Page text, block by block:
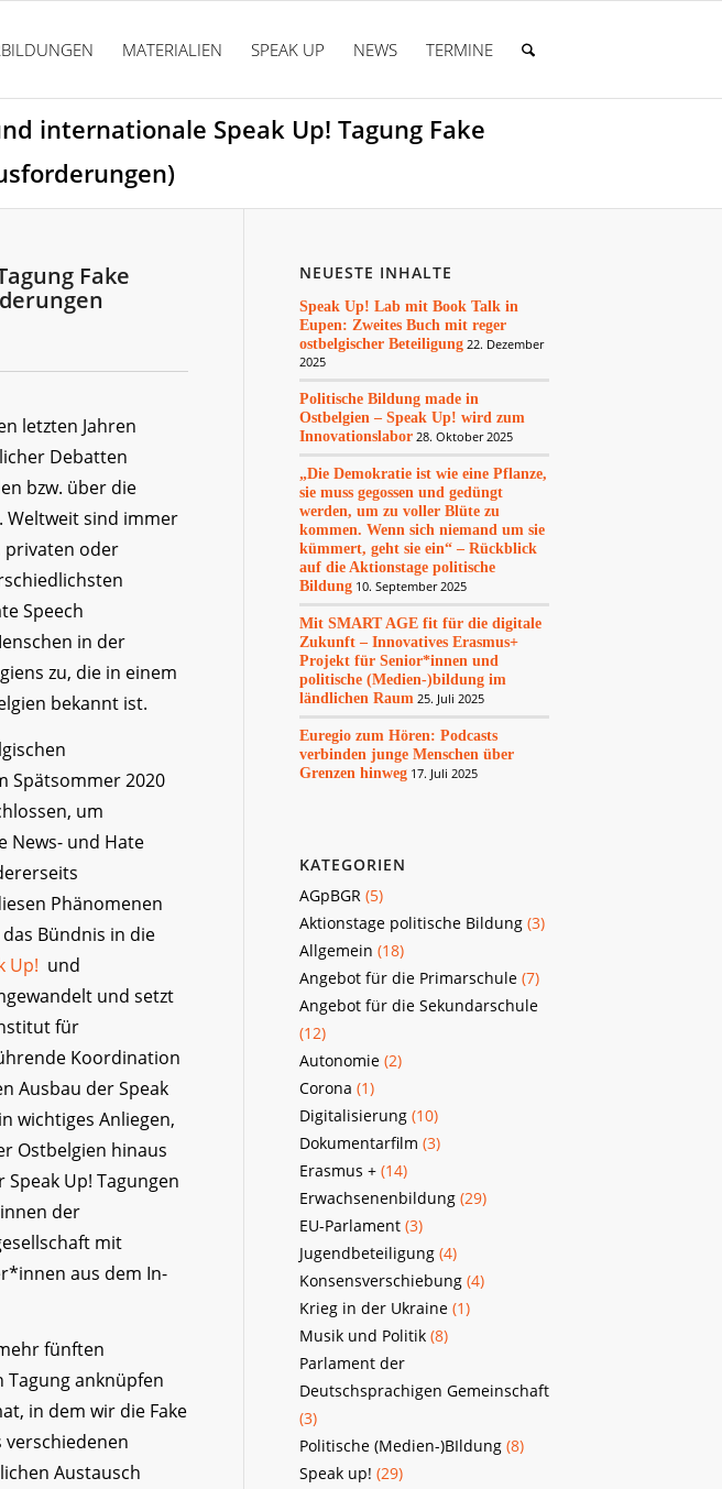
MATERIALIEN SPEAK UP NEWS TERMINE
internationale Speak Up! Tagung Fake
Fake
letzten Jahren
Debatten
bzw. über die
Weltweit sind immer
privaten oder
Speech
in der
zu, die in einem
bekannt ist.
Spätsommer 2020
um
News- und Hate
Phänomenen
Bündnis in die
Up! und
und setzt
für
Koordination
Ausbau der Speak
wichtiges Anliegen,
Ostbelgien hinaus
Up! Tagungen
der
mit
aus dem In-
fünften
anknüpfen
in dem wir die Fake
verschiedenen
Austausch
NEUESTE INHALTE
Speak Up! Lab mit Book Talk in
Eupen: Zweites Buch mit reger
ostbelgischer Beteiligung 22. Dezember
2025
Politische Bildung made in
Ostbelgien – Speak Up! wird zum
Innovationslabor 28. Oktober 2025
„Die Demokratie ist wie eine Pflanze,
sie muss gegossen und gedüngt
werden, um zu voller Blüte zu
kommen. Wenn sich niemand um sie
kümmert, geht sie ein“ – Rückblick
auf die Aktionstage politische
Bildung 10. September 2025
Mit SMART AGE fit für die digitale
Zukunft – Innovatives Erasmus+
Projekt für Senior*innen und
politische (Medien-)bildung im
ländlichen Raum 25. Juli 2025
Euregio zum Hören: Podcasts
verbinden junge Menschen über
Grenzen hinweg 17. Juli 2025
KATEGORIEN
AGpBGR(5)
Aktionstage politische Bildung(3)
Allgemein (18)
Angebot für die Primarschule(7)
Angebot für die Sekundarschule
(12)
Autonomie(2)
Corona (1)
Digitalisierung(10)
Dokumentarfilm (3)
Erasmus +(14)
Erwachsenenbildung(29)
EU-Parlament(3)
Jugendbeteiligung(4)
Konsensverschiebung(4)
Krieg in der Ukraine(1)
Musik und Politik(8)
Parlament der
Deutschsprachigen Gemeinschaft
(3)
Politische (Medien-)BIldung(8)
Speak up! (29)